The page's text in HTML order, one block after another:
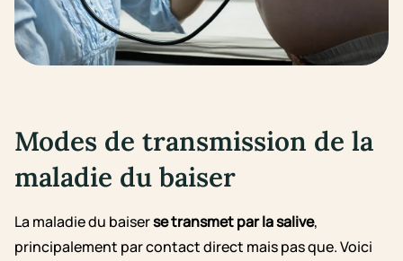
Modes de transmission de la
maladie du baiser
La maladie du baiserse transmet par la salive,
principalement par contact direct mais pas que. Voici